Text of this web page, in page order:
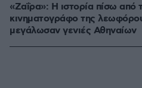
«Ζαΐρα»: Η ιστορία πίσω από
κινηματογράφο της
μεγάλωσαν γενιές Αθηναίων